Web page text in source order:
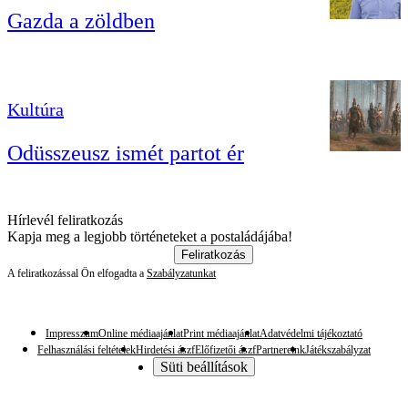
Gazda a zöldben
Kultúra
Odüsszeusz ismét partot ér
Hírlevél feliratkozás
Kapja meg a legjobb történeteket a postaládájába!
Feliratkozás
A feliratkozással Ön elfogadta a Szabályzatunkat
ImpresszumOnline médiaajánlatPrint médiaajánlatAdatvédelmi tájékoztató
Felhasználási feltételekHirdetési ászfElőfizetői ászfPartnereinkJátékszabályzat
Süti beállítások